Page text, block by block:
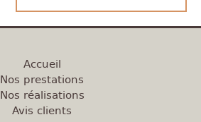
Accueil
Nos prestations
Nos réalisations
Avis clients